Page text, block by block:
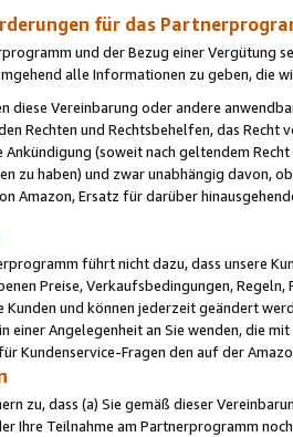
für das
und der Bezug einer Vergütung
alle Informationen zu geben, die
diese Vereinbarung oder andere
Rechten und Rechtsbehelfen, das
(soweit nach geltendem
zu haben) und zwar unabhängig davon,
Amazon, Ersatz für darüber
führt nicht dazu, dass unsere
Preise, Verkaufsbedingungen,
und können jederzeit geändert
einer Angelegenheit an Sie wenden, die
Kundenservice-Fragen den auf der
zu, dass (a) Sie gemäß dieser
Ihre Teilnahme am Partnerprogramm